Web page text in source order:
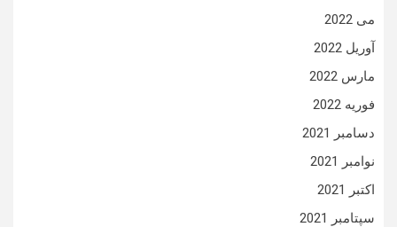
می 2022
آوریل 2022
مارس 2022
فوریه 2022
دسامبر 2021
نوامبر 2021
اکتبر 2021
سپتامبر 2021